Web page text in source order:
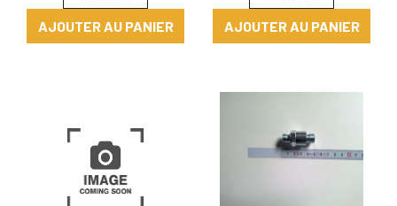
AJOUTER AU PANIER AJOUTER AU PANIER